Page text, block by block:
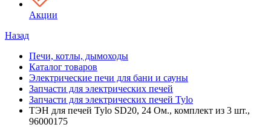
Акции
Назад
Печи, котлы, дымоходы
Каталог товаров
Электрические печи для бани и сауны
Запчасти для электрических печей
Запчасти для электрических печей Tylo
ТЭН для печей Tylo SD20, 24 Ом., комплект из 3 шт.,
96000175